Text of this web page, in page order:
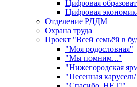
Цифровая
Цифровая
Отделение РДДМ
Охрана труда
Проект "Всей семьёй в
"Моя родословная"
"Мы помним..."
"Нижегородская
"Песенная